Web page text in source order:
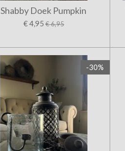
Shabby Doek Pumpkin
€ 4,95 € 6,95
-30%